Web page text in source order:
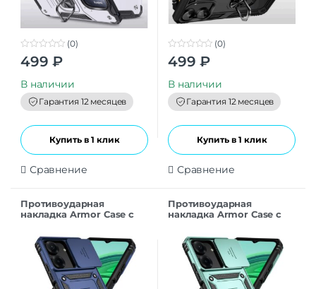
o
t
o
f
5
(0)
499 ₽
В наличии
Гарантия 12 месяцев
Купить в 1 клик
Сравнение
o
t
o
f
5
(0)
499 ₽
В наличии
Гарантия 12 месяцев
Купить в 1 клик
Сравнение
Противоударная
накладка Armor Case с
Redmi 13C темно-синий
Противоударная
накладка Armor Case с
Redmi 13C темно-
зеленый